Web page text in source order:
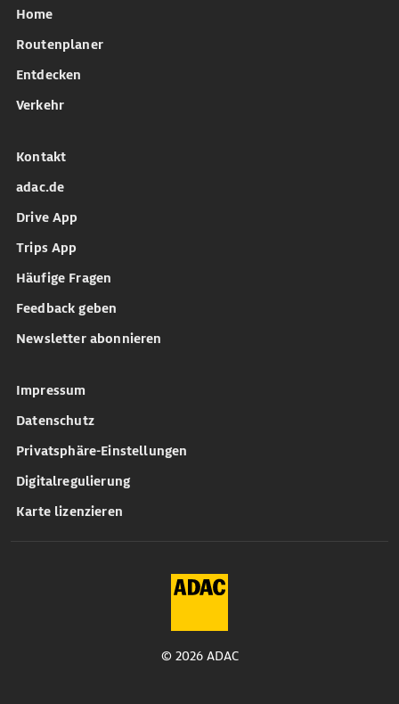
Home
Routenplaner
Entdecken
Verkehr
Kontakt
adac.de
Drive App
Trips App
Häufige Fragen
Feedback geben
Newsletter abonnieren
Impressum
Datenschutz
Privatsphäre-Einstellungen
Digitalregulierung
Karte lizenzieren
© 2026 ADAC